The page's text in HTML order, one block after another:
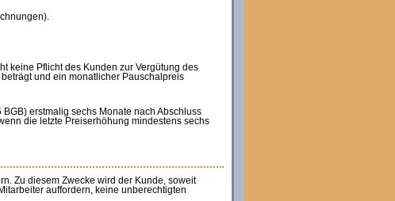
keine Pflicht des Kunden zur Vergütung des
und ein monatlicher Pauschalpreis
erstmalig sechs Monate nach Abschluss
die letzte Preiserhöhung mindestens sechs
Zu diesem Zwecke wird der Kunde, soweit
auffordern, keine unberechtigten